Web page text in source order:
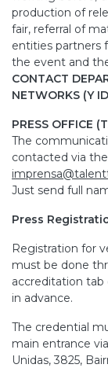
Press
Contact us
production of
fair, referral of
entities partners
the event and
CONTACT
NETWORKS (Y
PRESS OFFICE
The
contacted via
Just send full
Press
Registration for
must be done
accreditation tab
in advance.
The credential
main entrance
Unidas, 3825,